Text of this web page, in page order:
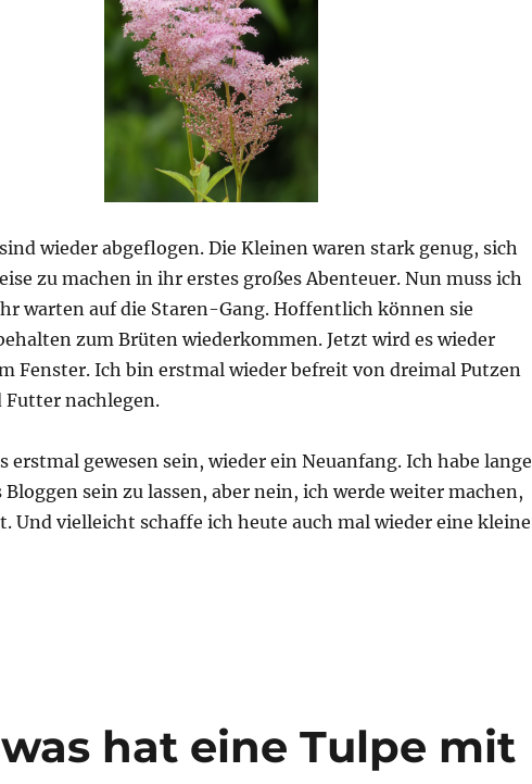
wieder abgeflogen. Die Kleinen waren stark genug, sich
zu machen in ihr erstes großes Abenteuer. Nun muss ich
warten auf die Staren-Gang. Hoffentlich können sie
zum Brüten wiederkommen. Jetzt wird es wieder
Fenster. Ich bin erstmal wieder befreit von dreimal Putzen
Futter nachlegen.
erstmal gewesen sein, wieder ein Neuanfang. Ich habe lange
Bloggen sein zu lassen, aber nein, ich werde weiter machen,
Und vielleicht schaffe ich heute auch mal wieder eine kleine
hat eine Tulpe mit